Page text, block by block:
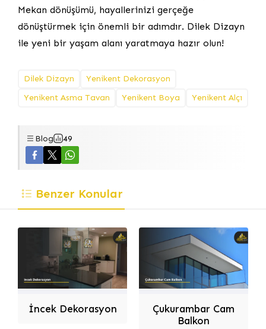
Mekan dönüşümü, hayallerinizi gerçeğe
dönüştürmek için önemli bir adımdır. Dilek Dizayn
ile yeni bir yaşam alanı yaratmaya hazır olun!
Dilek Dizayn
Yenikent Dekorasyon
Yenikent Asma Tavan
Yenikent Boya Yenikent Alçı
Blog 49
Benzer Konular
İncek Dekorasyon
Çukurambar Cam
Balkon
Dilek Dizayn